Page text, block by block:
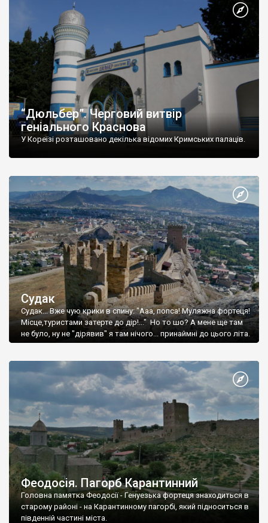
“Дюльбер”. Черговий витвір
геніального Краснова
У Кореїзі розташовано декілька відомих Кримських палаців.
Судак
Судак... Вже чую крики в спину: "Ааа, попса! Муляжна фортеця!
Місце,туристами затерте до дір!..." Но то шо? А мене ще там
не було, ну не "дірявив" я там нічого... принаймні до цього літа.
Феодосія. Пагорб Карантинний
Головна памятка Феодосії - Генуезька фортеця знаходиться в
старому районі - на Карантинному пагорбі, який підноситься в
південній частині міста.